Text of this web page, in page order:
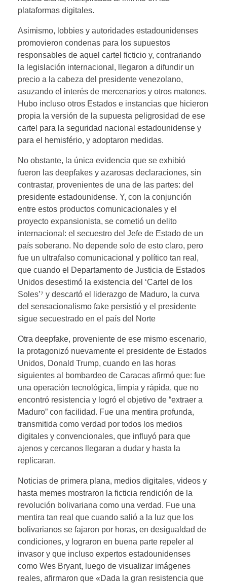
plataformas digitales.
Asimismo, lobbies y autoridades estadounidenses
promovieron condenas para los supuestos
responsables de aquel cartel ficticio y, contrariando
la legislación internacional, llegaron a difundir un
precio a la cabeza del presidente venezolano,
asuzando el interés de mercenarios y otros matones.
Hubo incluso otros Estados e instancias que hicieron
propia la versión de la supuesta peligrosidad de ese
cartel para la seguridad nacional estadounidense y
para el hemisfério, y adoptaron medidas.
No obstante, la única evidencia que se exhibió
fueron las deepfakes y azarosas declaraciones, sin
contrastar, provenientes de una de las partes: del
presidente estadounidense. Y, con la conjunción
entre estos productos comunicacionales y el
proyecto expansionista, se cometió un delito
internacional: el secuestro del Jefe de Estado de un
país soberano. No depende solo de esto claro, pero
fue un ultrafalso comunicacional y político tan real,
que cuando el Departamento de Justicia de Estados
Unidos desestimó la existencia del ‘Cartel de los
Soles’⁷ y descartó el liderazgo de Maduro, la curva
del sensacionalismo fake persistió y el presidente
sigue secuestrado en el país del Norte
Otra deepfake, proveniente de ese mismo escenario,
la protagonizó nuevamente el presidente de Estados
Unidos, Donald Trump, cuando en las horas
siguientes al bombardeo de Caracas afirmó que: fue
una operación tecnológica, limpia y rápida, que no
encontró resistencia y logró el objetivo de “extraer a
Maduro” con facilidad. Fue una mentira profunda,
transmitida como verdad por todos los medios
digitales y convencionales, que influyó para que
ajenos y cercanos llegaran a dudar y hasta la
replicaran.
Noticias de primera plana, medios digitales, videos y
hasta memes mostraron la ficticia rendición de la
revolución bolivariana como una verdad. Fue una
mentira tan real que cuando salió a la luz que los
bolivarianos se fajaron por horas, en desigualdad de
condiciones, y lograron en buena parte repeler al
invasor y que incluso expertos estadounidenses
como Wes Bryant, luego de visualizar imágenes
reales, afirmaron que «Dada la gran resistencia que